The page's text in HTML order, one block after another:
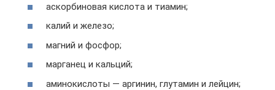
аскорбиновая кислота и тиамин;
калий и железо;
магний и фосфор;
марганец и кальций;
аминокислоты — аргинин, глутамин и лейцин;